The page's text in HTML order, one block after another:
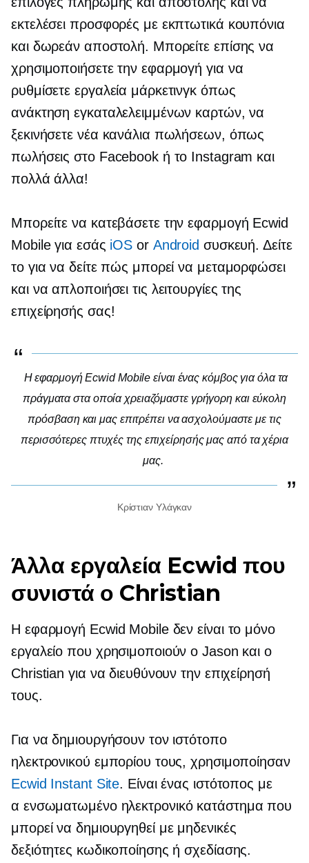
εκτελέσει προσφορές με εκπτωτικά κουπόνια
και δωρεάν αποστολή. Μπορείτε επίσης να
χρησιμοποιήσετε την εφαρμογή για να
ρυθμίσετε εργαλεία μάρκετινγκ όπως
ανάκτηση εγκαταλελειμμένων καρτών, να
ξεκινήσετε νέα κανάλια πωλήσεων, όπως
πωλήσεις στο Facebook ή το Instagram και
πολλά άλλα!
Μπορείτε να κατεβάσετε την εφαρμογή Ecwid
Mobile για εσάς iOS or Android συσκευή. Δείτε
το για να δείτε πώς μπορεί να μεταμορφώσει
και να απλοποιήσει τις λειτουργίες της
επιχείρησής σας!
Η εφαρμογή Ecwid Mobile είναι ένας κόμβος για όλα τα
πράγματα στα οποία χρειαζόμαστε γρήγορη και εύκολη
πρόσβαση και μας επιτρέπει να ασχολούμαστε με τις
περισσότερες πτυχές της επιχείρησής μας από τα χέρια
μας.
Κρίστιαν Υλάγκαν
Άλλα εργαλεία Ecwid που
συνιστά ο Christian
Η εφαρμογή Ecwid Mobile δεν είναι το μόνο
εργαλείο που χρησιμοποιούν ο Jason και ο
Christian για να διευθύνουν την επιχείρησή
τους.
Για να δημιουργήσουν τον ιστότοπο
ηλεκτρονικού εμπορίου τους, χρησιμοποίησαν
Ecwid Instant Site. Είναι ένας ιστότοπος με
α ενσωματωμένοηλεκτρονικό κατάστημα που
μπορεί να δημιουργηθεί με μηδενικές
δεξιότητες κωδικοποίησης ή σχεδίασης.